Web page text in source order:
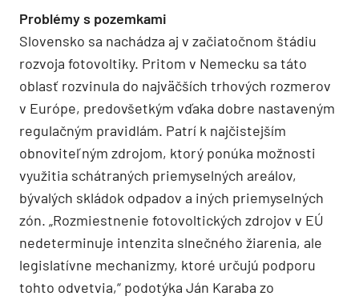
Problémy s pozemkami
Slovensko sa nachádza aj v začiatočnom štádiu
rozvoja fotovoltiky. Pritom v Nemecku sa táto
oblasť rozvinula do najväčších trhových rozmerov
v Európe, predovšetkým vďaka dobre nastaveným
regulačným pravidlám. Patrí k najčistejším
obnoviteľným zdrojom, ktorý ponúka možnosti
využitia schátraných priemyselných areálov,
bývalých skládok odpadov a iných priemyselných
zón. „Rozmiestnenie fotovoltických zdrojov v EÚ
nedeterminuje intenzita slnečného žiarenia, ale
legislatívne mechanizmy, ktoré určujú podporu
tohto odvetvia,“ podotýka Ján Karaba zo